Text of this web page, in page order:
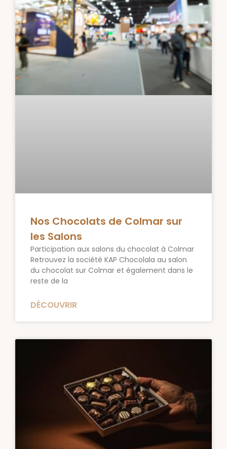
Nos Chocolats de Colmar sur
les Salons
Participation aux salons du chocolat à Colmar
Retrouvez la société KAP Chocolala au salon
du chocolat sur Colmar et également dans le
reste de la
DÉCOUVRIR